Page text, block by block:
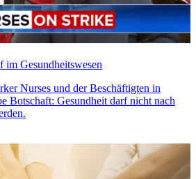
Gesundheitswesen
Nurses und der Beschäftigten in
Botschaft: Gesundheit darf nicht nach